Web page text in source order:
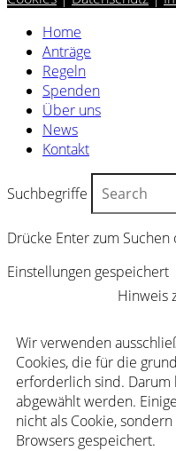
Home
Anträge
Regeln
Spenden
Über uns
News
Kontakt
Suchbegriffe
Drücke Enter zum
Einstellungen gespeichert
Hinweis
Wir verwenden
Cookies, die für die
erforderlich sind. Darum
abgewählt werden.
nicht als Cookie,
Browsers gespeichert.